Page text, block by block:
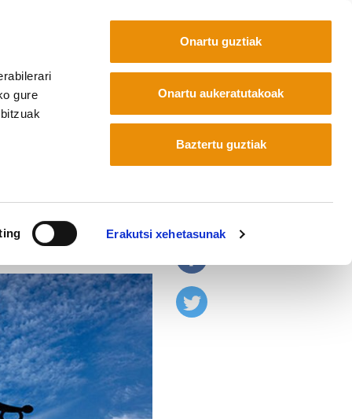
gure
Erakutsi xehetasunak
Onartu guztiak
Onartu aukeratutakoak
Baztertu guztiak